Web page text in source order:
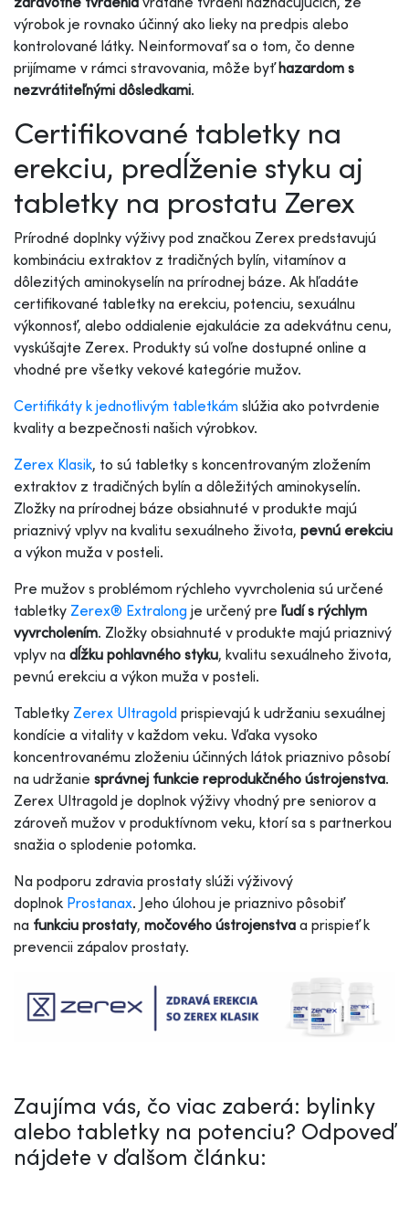
výrobok je rovnako účinný ako lieky na predpis alebo
kontrolované látky. Neinformovať sa o tom, čo denne
prijímame v rámci stravovania, môže byťhazardom s
nezvrátiteľnými dôsledkami.
Certifikované tabletky na
erekciu, predĺženie styku aj
tabletky na prostatu Zerex
Prírodné doplnky výživy pod značkou Zerex predstavujú
kombináciu extraktov z tradičných bylín, vitamínov a
dôlezitých aminokyselín na prírodnej báze. Ak hľadáte
certifikované tabletky na erekciu, potenciu, sexuálnu
výkonnosť, alebo oddialenie ejakulácie za adekvátnu cenu,
vyskúšajte Zerex. Produkty sú voľne dostupné online a
vhodné pre všetky vekové kategórie mužov.
Certifikáty k jednotlivým tabletkám slúžia ako potvrdenie
kvality a bezpečnosti našich výrobkov.
Zerex Klasik, to sú tabletky s koncentrovaným zložením
extraktov z tradičných bylín a dôležitých aminokyselín.
Zložky na prírodnej báze obsiahnuté v produkte majú
priaznivý vplyv na kvalitu sexuálneho života, pevnú erekciu
a výkon muža v posteli.
Pre mužov s problémom rýchleho vyvrcholenia sú určené
tabletky Zerex® Extralong je určený pre ľudí s rýchlym
vyvrcholením. Zložky obsiahnuté v produkte majú priaznivý
vplyv na dĺžku pohlavného styku, kvalitu sexuálneho života,
pevnú erekciu a výkon muža v posteli.
Tabletky Zerex Ultragold prispievajú k udržaniu sexuálnej
kondície a vitality v každom veku. Vďaka vysoko
koncentrovanému zloženiu účinných látok priaznivo pôsobí
na udržanie správnej funkcie reprodukčného ústrojenstva.
Zerex Ultragold je doplnok výživy vhodný pre seniorov a
zároveň mužov v produktívnom veku, ktorí sa s partnerkou
snažia o splodenie potomka.
Na podporu zdravia prostaty slúži výživový
doplnok Prostanax. Jeho úlohou je priaznivo pôsobiť
na funkciu prostaty, močového ústrojenstva a prispieť k
prevencii zápalov prostaty.
Zaujíma vás, čo viac zaberá: bylinky
alebo tabletky na potenciu? Odpoveď
nájdete v ďalšom článku: